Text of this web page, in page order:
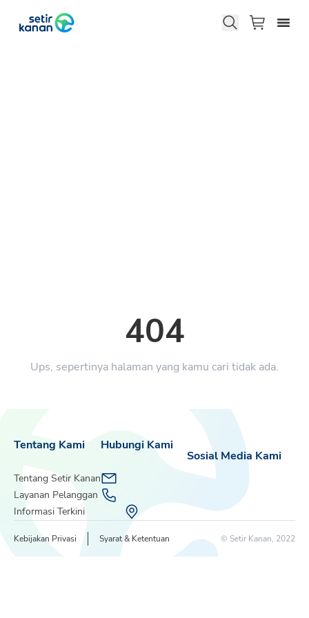
404
Ups, sepertinya halaman yang kamu cari tidak ada.
Tentang Kami
Tentang Setir Kanan
Layanan Pelanggan
Informasi Terkini
Sosial Media Kami
Hubungi Kami
Kebijakan Privasi Syarat & Ketentuan © Setir Kanan, 2022